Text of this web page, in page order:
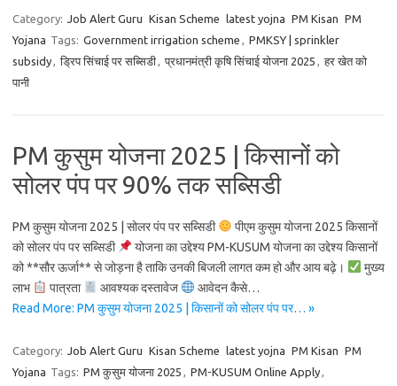
Category: Job Alert Guru Kisan Scheme latest yojna PM Kisan PM
Yojana Tags: Government irrigation scheme , PMKSY | sprinkler
subsidy, ड्रिप सिंचाई पर सब्सिडी, प्रधानमंत्री कृषि सिंचाई योजना 2025 , हर खेत को
पानी
PM कुसुम योजना 2025 | किसानों को
सोलर पंप पर 90% तक सब्सिडी
PM कुसुम योजना 2025 | सोलर पंप पर सब्सिडी
पीएम कुसुम योजना 2025 किसानों
को सोलर पंप पर सब्सिडी
योजना का उद्देश्य PM-KUSUM योजना का उद्देश्य किसानों
को **सौर ऊर्जा** से जोड़ना है ताकि उनकी बिजली लागत कम हो और आय बढ़े।
मुख्य
लाभ
पात्रता आवश्यक दस्तावेज
आवेदन कैसे…
Read More: PM कुसुम योजना 2025 | किसानों को सोलर पंप पर… »
Category: Job Alert Guru Kisan Scheme latest yojna PM Kisan PM
Yojana Tags: PM कुसुम योजना 2025 , PM-KUSUM Online Apply,